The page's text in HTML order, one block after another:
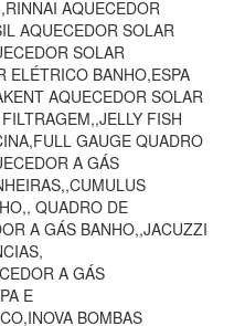
AQUECEDOR
AQUECEDOR SOLAR
SOLAR
ELÉTRICO BANHO,ESPA
AQUECEDOR SOLAR
FISH
GAUGE QUADRO
A GÁS
QUADRO DE
A GÁS BANHO,,JACUZZI
A GÁS
E
BOMBAS